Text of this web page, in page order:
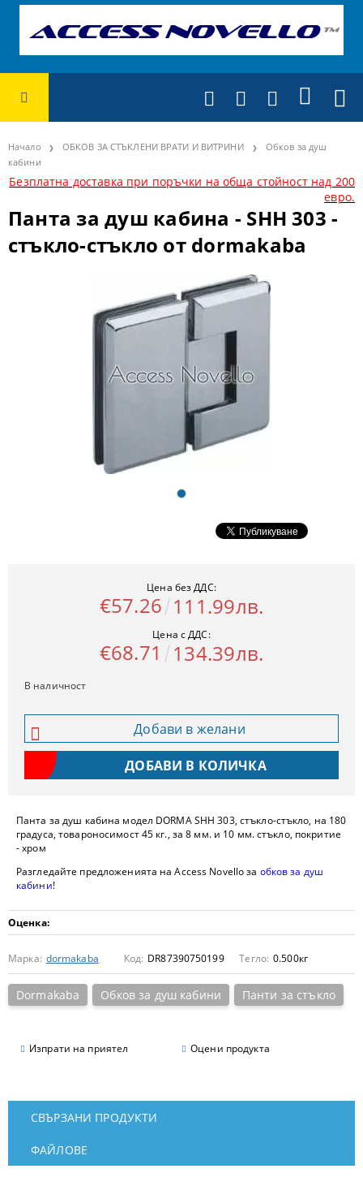
Начало ОБКОВ ЗА СТЪКЛЕНИ ВРАТИ И ВИТРИНИ
Обков за душ
кабини
Безплатна доставка при поръчки на обща стойност над 200
евро.
Панта за душ кабина - SHH 303 -
стъкло-стъкло от dormakaba
Панта за душ кабина модел DORMA SHH 303, стъкло-стъкло, на 180
градуса, товароносимост 45 кг., за 8 мм. и 10 мм. стъкло, покритие
- хром
Разгледайте предложенията на Access Novello за обков за душ
кабини!
Оценка:
Марка: dormakaba Код: DR87390750199 Тегло: 0.500кг
Dormakaba Обков за душ кабини Панти за стъкло
Изпрати на приятел Оцени продукта
Цена без ДДС:
€57.26 111.99лв.
Цена с ДДС:
€68.71 134.39лв.
В наличност
Добави в желани
СВЪРЗАНИ ПРОДУКТИ
ФАЙЛОВЕ